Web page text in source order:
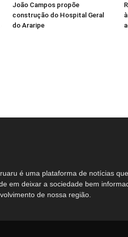
João Campos propõe
construção do Hospital Geral
do Araripe
é uma plataforma de notícias que
em deixar a sociedade bem
de nossa região.